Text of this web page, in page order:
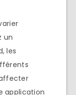
un
les
application